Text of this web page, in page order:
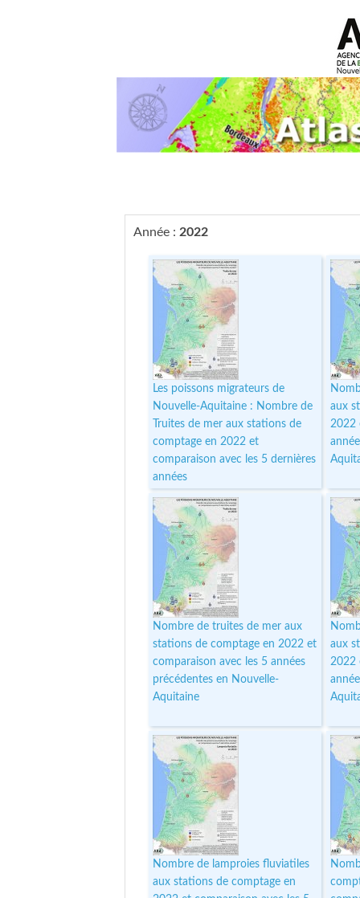
Année : 2022
Les poissons migrateurs de
Nouvelle-Aquitaine : Nombre de
Truites de mer aux stations de
comptage en 2022 et
comparaison avec les 5 dernières
années
aux
2022
Nombre de truites de mer aux
stations de comptage en 2022 et
comparaison avec les 5 années
précédentes en Nouvelle-
Aquitaine
aux
2022
Nombre de lamproies fluviatiles
aux stations de comptage en